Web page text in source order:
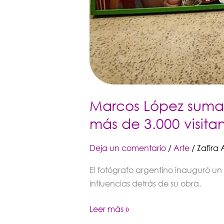
Marcos López
más de 3.000
Deja un comentario / Arte/ Zafira
El fotógrafo argentino inauguró
influencias detrás de su obra.
Leer más »